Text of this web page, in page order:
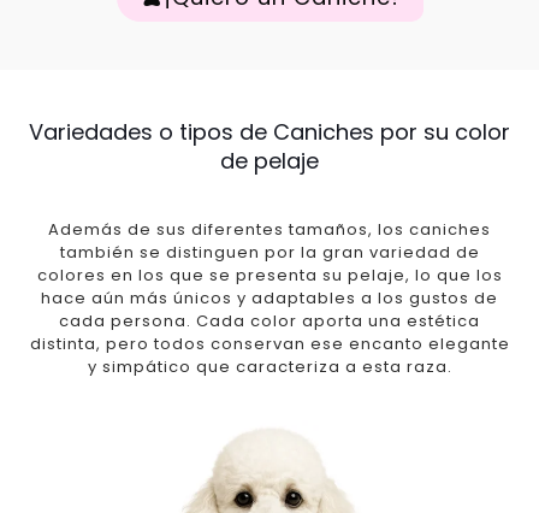
Variedades o tipos de Caniches por su color
de pelaje
Además de sus diferentes tamaños, los caniches
también se distinguen por la gran variedad de
colores en los que se presenta su pelaje, lo que los
hace aún más únicos y adaptables a los gustos de
cada persona. Cada color aporta una estética
distinta, pero todos conservan ese encanto elegante
y simpático que caracteriza a esta raza.